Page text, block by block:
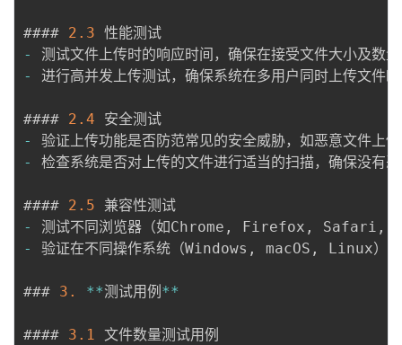
#### 2.3
-
-
进行高并发上传测试，确保系统在多用户同时上传文件
#### 2.4
-
-
检查系统是否对上传的文件进行适当的扫描，确保没有
#### 2.5
-
测试不同浏览器（如Chrome , Firefox , Safari ,
-
验证在不同操作系统（Windows , macOS , Linux）上
### 3. **测试用例 **
#### 3.1